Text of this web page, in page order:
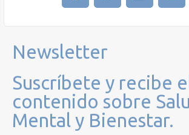
Newsletter
Suscríbete y recibe
contenido sobre
Mental y Bienestar.